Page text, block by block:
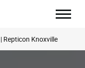
Repticon Knoxville